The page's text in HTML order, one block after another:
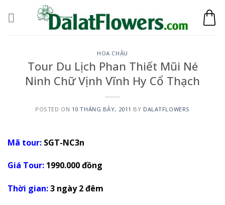
HOA CHẬU
Tour Du Lịch Phan Thiết Mũi Né
Ninh Chữ Vịnh Vĩnh Hy Cổ Thạch
POSTED ON 10 THÁNG BẢY, 2011 BY DALATFLOWERS
Mã tour: SGT-NC3n
Giá Tour: 1990.000 đồng
Thời gian:3 ngày 2 đêm